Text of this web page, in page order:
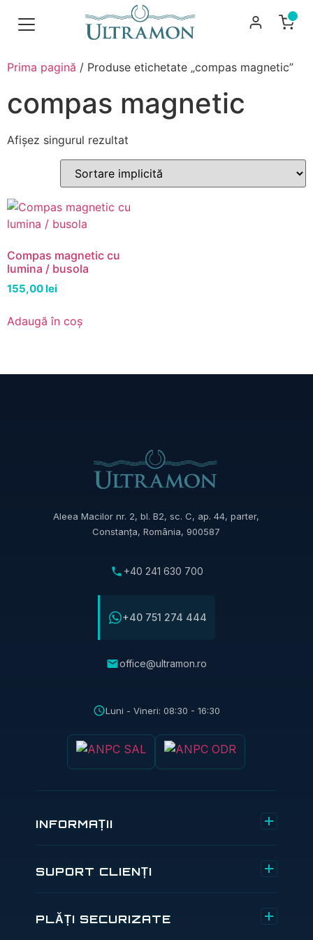
Prima pagină / Produse etichetate „compas magnetic”
compas magnetic
Afișez singurul rezultat
Compas magnetic cu
lumina / busola
155,00lei
Adaugă în coș
Aleea Macilor nr. 2, bl. B2, sc. C, ap. 44, parter,
Constanța, România, 900587
+40 241 630 700
+40 751 274 444
office@ultramon.ro
Luni - Vineri: 08:30 - 16:30
INFORMAȚII
Termeni și condiții
SUPORT CLIENȚI
PLĂȚI SECURIZATE